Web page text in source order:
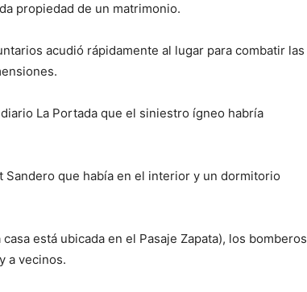
propiedad de un matrimonio.
acudió rápidamente al lugar para combatir las
La Portada que el siniestro ígneo habría
Sandero que había en el interior y un dormitorio
está ubicada en el Pasaje Zapata), los bomberos
a vecinos.